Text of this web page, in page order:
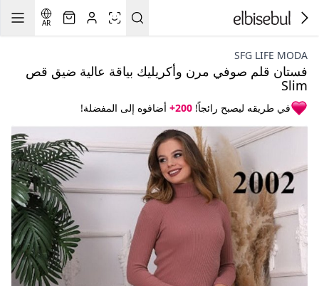
AR
SFG LIFE MODA
فستان قلم صوفي مرن وأكريليك بياقة عالية ضيق قص
Slim
في طريقه ليصبح رائجاً! 200+ أضافوه إلى المفضلة!